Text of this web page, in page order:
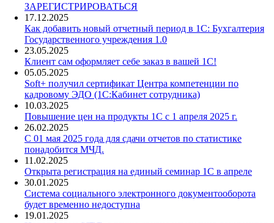
ЗАРЕГИСТРИРОВАТЬСЯ
17.12.2025
Как добавить новый отчетный период в 1С: Бухгалтерия
Государственного учреждения 1.0
23.05.2025
Клиент сам оформляет себе заказ в вашей 1С!
05.05.2025
Soft+ получил сертификат Центра компетенции по
кадровому ЭДО (1С:Кабинет сотрудника)
10.03.2025
Повышение цен на продукты 1С с 1 апреля 2025 г.
26.02.2025
С 01 мая 2025 года для сдачи отчетов по статистике
понадобится МЧД.
11.02.2025
Открыта регистрация на единый семинар 1С в апреле
30.01.2025
Система социального электронного документооборота
будет временно недоступна
19.01.2025